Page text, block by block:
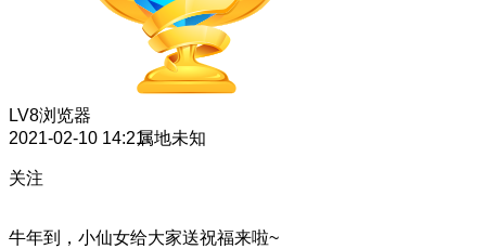
LV8浏览器
2021-02-10 14:21属地未知
关注
牛年到，小仙女给大家送祝福来啦~